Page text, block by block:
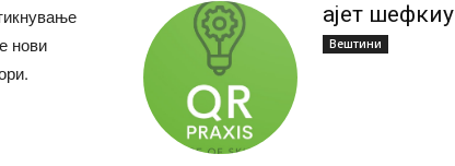
нови
ајет шефкиу
Вештини